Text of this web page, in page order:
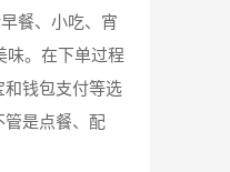
餐、小吃、宵
味。在下单过程
和钱包支付等选
管是点餐、配